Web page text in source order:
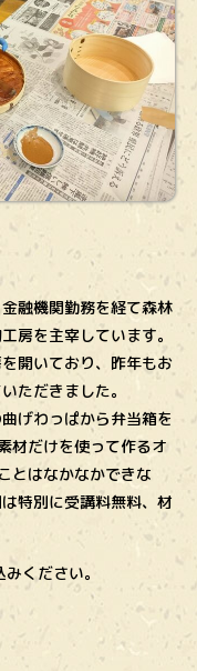
融機関勤務を経て森林
房を主宰しています。
開いており、昨年もお
ただきました。
げわっぱから弁当箱を
材だけを使って作るオ
とはなかなかできな
特別に受講料無料、材
ください。